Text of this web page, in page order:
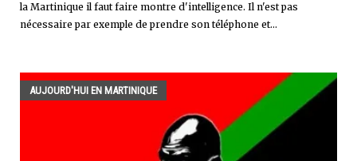
la Martinique il faut faire montre d'intelligence. Il n'est pas
nécessaire par exemple de prendre son téléphone et...
AUJOURD'HUI EN MARTINIQUE